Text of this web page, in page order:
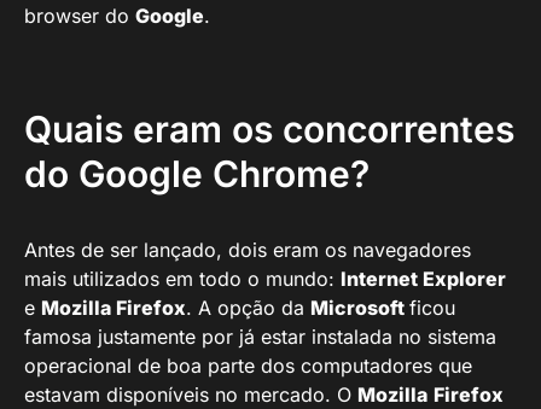
browser do Google.
Quais eram os concorrentes
do Google Chrome?
Antes de ser lançado, dois eram os navegadores
mais utilizados em todo o mundo: Internet Explorer
e Mozilla Firefox. A opção da Microsoft ficou
famosa justamente por já estar instalada no sistema
operacional de boa parte dos computadores que
estavam disponíveis no mercado. O Mozilla Firefox